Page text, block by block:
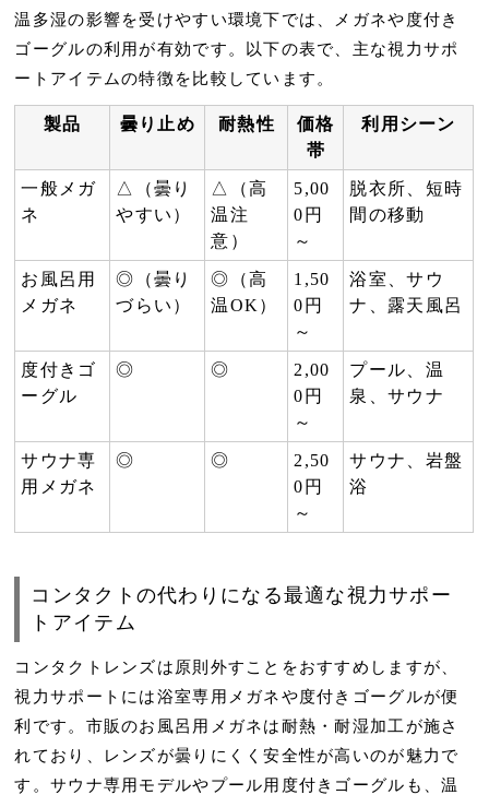
温多湿の影響を受けやすい環境下では、メガネや度付き
ゴーグルの利用が有効です。以下の表で、主な視力サポ
ートアイテムの特徴を比較しています。
製品 曇り止め 耐熱性
価格
帯
利用シーン
一般メガ
ネ
△（曇り
やすい）
△（高
温注
意）
5,00
0円
～
脱衣所、短時
間の移動
お風呂用
メガネ
◎（曇り
づらい）
◎（高
温OK）
1,50
0円
～
浴室、サウ
ナ、露天風呂
度付きゴ
ーグル
◎ ◎
2,00
0円
～
プール、温
泉、サウナ
サウナ専
用メガネ
◎ ◎
2,50
0円
～
サウナ、岩盤
浴
コンタクトの代わりになる最適な視力サポー
トアイテム
コンタクトレンズは原則外す ことをおすすめしますが、
視力サポートには浴室専用メガネや度付きゴーグルが便
利です。市販のお風呂用メガネは耐熱・耐湿加工が施さ
れており、レンズが曇りにくく安全性が高いのが魅力で
す。サウナ専用モデルやプール用度付きゴーグルも、温